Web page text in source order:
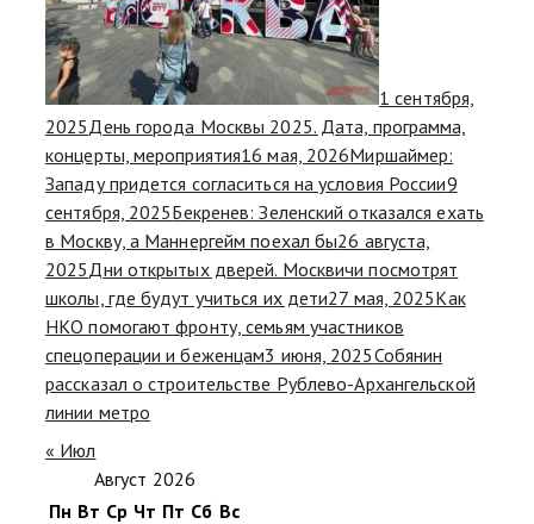
1 сентября,
2025 День города Москвы 2025. Дата, программа,
концерты, мероприятия16 мая, 2026Миршаймер:
Западу придется согласиться на условия России9
сентября, 2025Бекренев: Зеленский отказался ехать
в Москву, а Маннергейм поехал бы26 августа,
2025 Дни открытых дверей. Москвичи посмотрят
школы, где будут учиться их дети27 мая, 2025Как
НКО помогают фронту, семьям участников
спецоперации и беженцам3 июня, 2025Собянин
рассказал о строительстве Рублево-Архангельской
линии метро
« Июл
Август 2026
Пн Вт Ср Чт Пт Сб Вс